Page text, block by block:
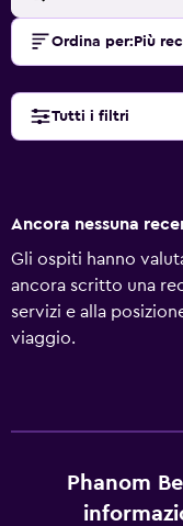
Ordina per: Più
Tutti i filtri
Ancora nessuna
Gli ospiti hanno
ancora scritto una
servizi e alla
viaggio.
Phanom